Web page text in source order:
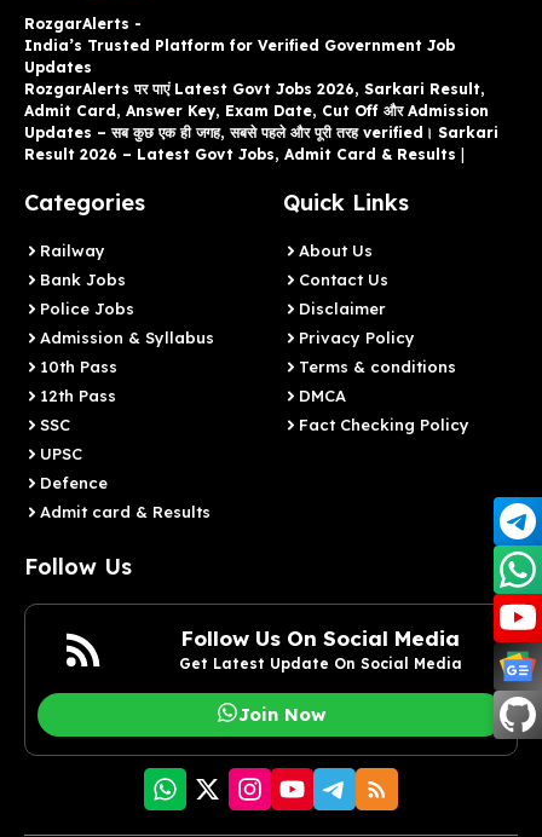
RozgarAlerts -
India’s Trusted Platform for Verified Government Job
Updates
RozgarAlerts पर पाएं Latest Govt Jobs 2026, Sarkari Result,
Admit Card, Answer Key, Exam Date, Cut Off और Admission
Updates – सब कुछ एक ही जगह, सबसे पहले और पूरी तरह verified। Sarkari
Result 2026 – Latest Govt Jobs, Admit Card & Results
Categories
Railway
Bank Jobs
Police Jobs
Admission & Syllabus
10th Pass
12th Pass
SSC
UPSC
Defence
Admit card & Results
Quick Links
About Us
Contact Us
Disclaimer
Privacy Policy
Terms & conditions
DMCA
Fact Checking Policy
Follow Us
Follow Us On Social Media
Get Latest Update On Social Media
Join Now